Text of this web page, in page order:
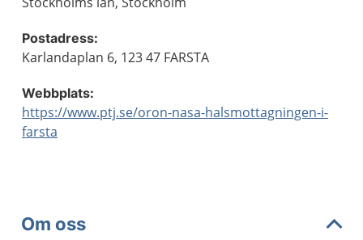
Postadress:
Karlandaplan 6, 123 47 FARSTA
Webbplats:
https://www.ptj.se/oron-nasa-halsmottagningen-i-
farsta
Om oss